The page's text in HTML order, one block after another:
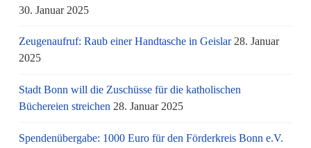
30. Januar 2025
Zeugenaufruf: Raub einer Handtasche in Geislar 28. Januar
2025
Stadt Bonn will die Zuschüsse für die katholischen
Büchereien streichen 28. Januar 2025
Spendenübergabe: 1000 Euro für den Förderkreis Bonn e.V.